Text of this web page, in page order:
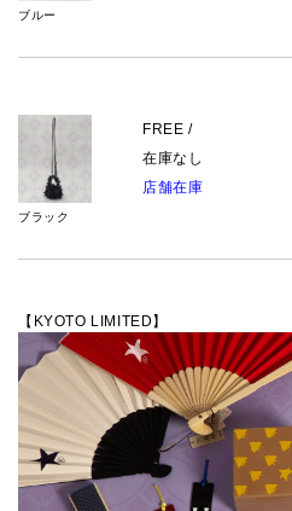
ブルー
ブラック
FREE /
在庫なし
店舗在庫
【KYOTO LIMITED】